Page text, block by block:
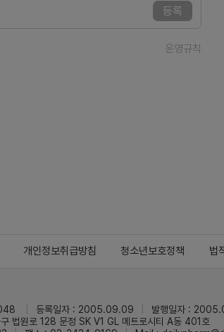
등록
운영규칙
개인정보취급방침 청소년보호정책 법
등록일자 : 2005.09.09 발행일자 :
법원로 128 문정 SK V1 GL 메트로시티 A동 401호